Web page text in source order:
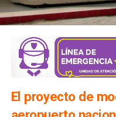
El proyecto de